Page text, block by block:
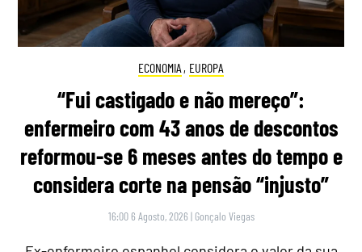
ECONOMIA , EUROPA
“Fui castigado e não mereço”:
enfermeiro com 43 anos de descontos
reformou-se 6 meses antes do tempo e
considera corte na pensão “injusto”
16:00 6 Agosto, 2026 | Gonçalo Viegas